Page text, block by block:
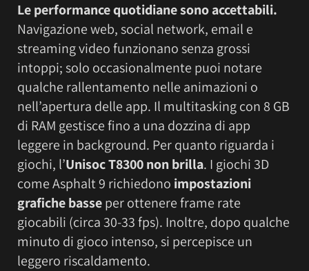
Le performance quotidiane sono accettabili.
Navigazione web, social network, email e
streaming video funzionano senza grossi
intoppi; solo occasionalmente puoi notare
qualche rallentamento nelle animazioni o
nell’apertura delle app. Il multitasking con 8 GB
di RAM gestisce fino a una dozzina di app
leggere in background. Per quanto riguarda i
giochi, l’Unisoc T8300 non brilla. I giochi 3D
come Asphalt 9 richiedono impostazioni
grafiche basseper ottenere frame rate
giocabili (circa 30-33 fps). Inoltre, dopo qualche
minuto di gioco intenso, si percepisce un
leggero riscaldamento.